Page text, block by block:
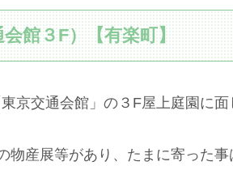
館３F）【有楽町】
京交通会館」の３F屋上庭園に面
物産展等があり、たまに寄った事